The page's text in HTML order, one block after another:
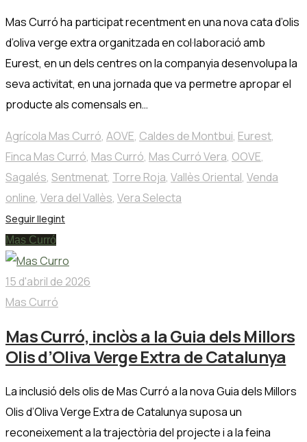
Mas Curró ha participat recentment en una nova cata d’olis
d’oliva verge extra organitzada en col·laboració amb
Eurest, en un dels centres on la companyia desenvolupa la
seva activitat, en una jornada que va permetre apropar el
producte als comensals en…
Agrícola Mas Curró, AOVE, Caldes de Montbui, Eurest,
Finca Mas Curró, Mas Curró, Mas Curró Vera, OOVE,
Sagalés, Sentmenat, Torre Roja, Vallès Oriental, Venda
online, Vera del Vallès, Vera Selecta
Seguir llegint
Mas Curró
15 d'abril de 2026
Mas Curró
Mas Curró, inclòs a la Guia dels Millors
Olis d’Oliva Verge Extra de Catalunya
La inclusió dels olis de Mas Curró a la nova Guia dels Millors
Olis d’Oliva Verge Extra de Catalunya suposa un
reconeixement a la trajectòria del projecte i a la feina